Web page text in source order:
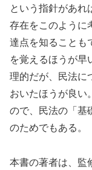
という指針があ
存在をこのように
達点を知ることも
を覚えるほうが早
理的だが、民法に
おいたほうが良い
ので、民法の「基
のためでもある。
本書の著者は、監